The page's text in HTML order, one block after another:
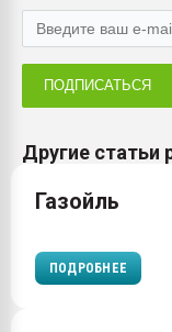
ПОДПИСАТЬСЯ
Другие статьи
Газойль
ПОДРОБНЕЕ